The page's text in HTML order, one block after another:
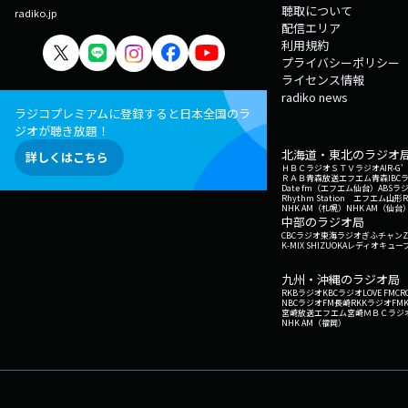
radiko.jp
ラジコプレミアムに登録すると日本全国のラ
ジオが聴き放題！
詳しくはこちら
聴取について
配信エリア
利用規約
プライバシーポリシー
ライセンス情報
radiko news
北海道・東北のラジオ
ＨＢＣラジオＳＴＶラジオAIR-G'
ＲＡＢ青森放送エフエム青森IBC
Date fm（エフエム仙台） ABSラ
Rhythm Station エフエム山形
NHK AM（札幌） NHK AM（仙台
中部のラジオ局
CBCラジオ東海ラジオぎふチャン
K-MIX SHIZUOKAレディオキュー
九州・沖縄のラジオ局
RKBラジオKBCラジオLOVE FM
NBCラジオFM長崎RKKラジオ
宮崎放送エフエム宮崎ＭＢＣラジ
NHK AM（福岡）